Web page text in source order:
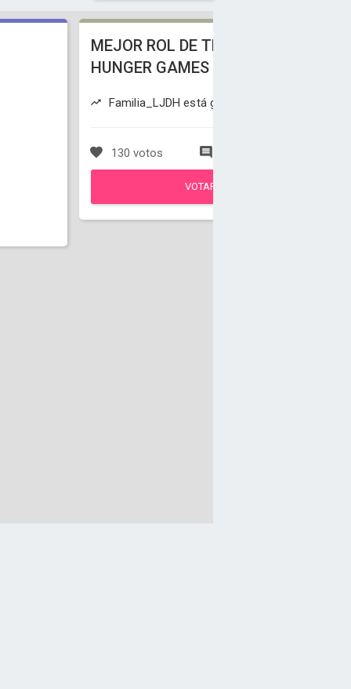
MEJOR ROL DE THE
HUNGER GAMES
Familia_LJDH está ganando
130 votos
VOTAR